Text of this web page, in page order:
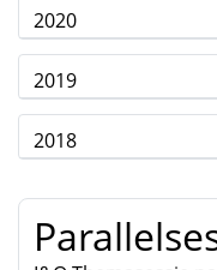
2020
2019
2018